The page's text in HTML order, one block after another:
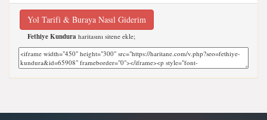
Yol Tarifi & Buraya Nasıl Giderim
Fethiye Kundura haritasını sitene ekle;